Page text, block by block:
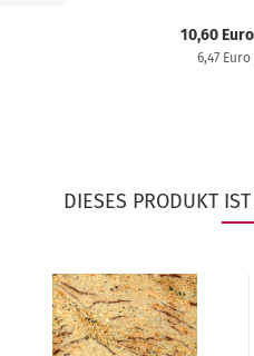
10,60
6,47
DIESES PRODUKT